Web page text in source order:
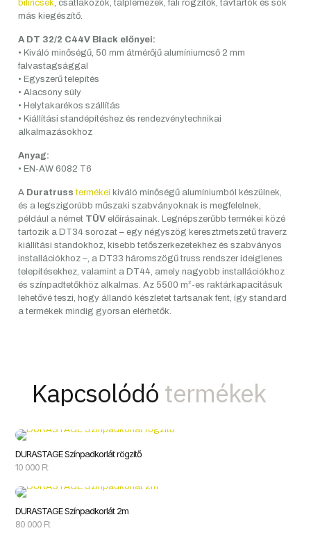
bilincsek, csatlakozók, talplemezek, fali rögzítők, távtartók és sok
más kiegészítő.
A DT 32/2 C44V Black előnyei:
• Kiváló minőségű, 50 mm átmérőjű alumíniumcső 2 mm
falvastagsággal
• Egyszerű telepítés
• Alacsony súly
• Helytakarékos szállítás
• Kiállítási standépítéshez és rendezvénytechnikai
alkalmazásokhoz
Anyag:
• EN-AW 6082 T6
A Duratruss termékei kiváló minőségű alumíniumból készülnek,
és a legszigorúbb műszaki szabványoknak is megfelelnek,
például a német TÜV előírásainak. Legnépszerűbb termékei közé
tartozik a DT34 sorozat – egy négyszög keresztmetszetű traverz
kiállítási standokhoz, kisebb tetőszerkezetekhez és szabványos
installációkhoz –, a DT33 háromszögű truss rendszer ideiglenes
telepítésekhez, valamint a DT44, amely nagyobb installációkhoz
és színpadtetőkhöz alkalmas. Az 5500 m²-es raktárkapacitásuk
lehetővé teszi, hogy állandó készletet tartsanak fent, így standard
a termékek mindig gyorsan elérhetők.
Kapcsolódó termékek
DURASTAGE Színpadkorlát rögzítő
10 000 Ft
DURASTAGE Színpadkorlát 2m
80 000 Ft